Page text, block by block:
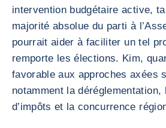
intervention budgétaire active,
majorité absolue du parti à
pourrait aider à faciliter un tel
remporte les élections. Kim,
favorable aux approches axées
notamment la déréglementation,
d’impôts et la concurrence